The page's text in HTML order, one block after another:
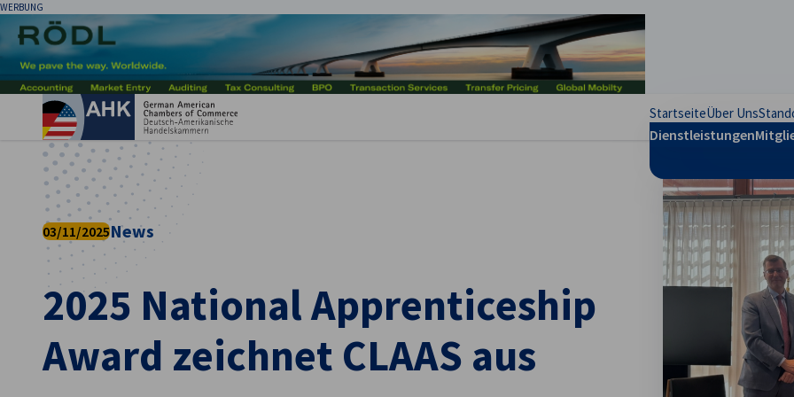
WERBUNG
StartseiteÜber Uns
Dienstleistungen
Einstellungen schließen
German
2025 National Apprenticeship
Award zeichnet CLAAS aus
03/11/2025News